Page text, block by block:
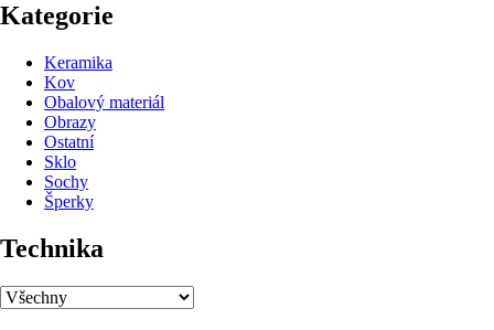
Kategorie
Keramika
Kov
Obalový materiál
Obrazy
Ostatní
Sklo
Sochy
Šperky
Technika